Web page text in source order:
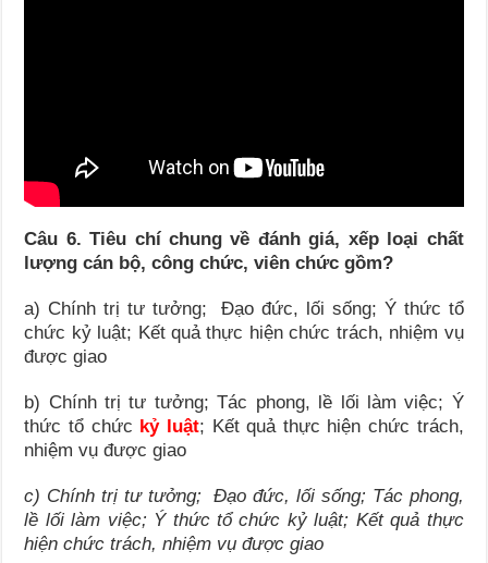
Câu 6. Tiêu chí chung về đánh giá, xếp loại chất
lượng cán bộ, công chức, viên chức gồm?
a) Chính trị tư tưởng; Đạo đức, lối sống; Ý thức tổ
chức kỷ luật; Kết quả thực hiện chức trách, nhiệm vụ
được giao
b) Chính trị tư tưởng; Tác phong, lề lối làm việc; Ý
thức tổ chức kỷ luật; Kết quả thực hiện chức trách,
nhiệm vụ được giao
c) Chính trị tư tưởng; Đạo đức, lối sống; Tác phong,
lề lối làm việc; Ý thức tổ chức kỷ luật; Kết quả thực
hiện chức trách, nhiệm vụ được giao